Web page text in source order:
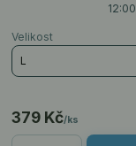
12:00
Velikost
379 Kč/ks